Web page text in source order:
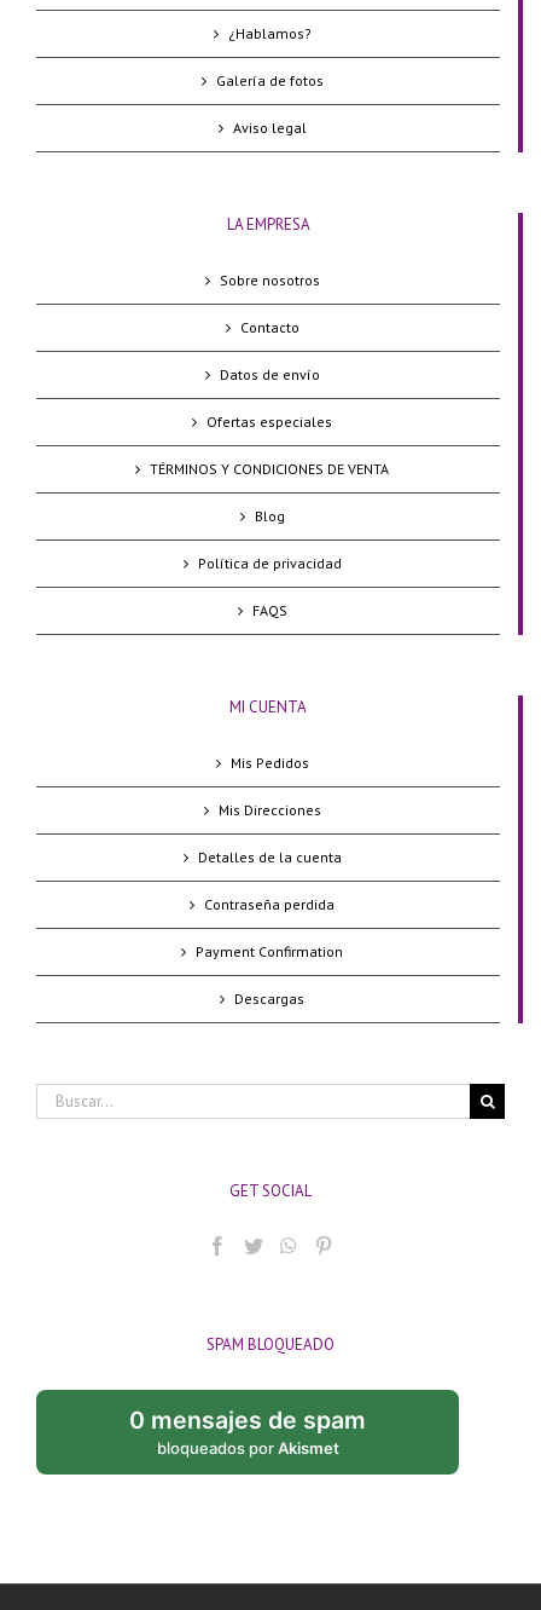
¿Hablamos?
Galería de fotos
Aviso legal
LA EMPRESA
Sobre nosotros
Contacto
Datos de envío
Ofertas especiales
TÉRMINOS Y CONDICIONES DE VENTA
Blog
Política de privacidad
FAQS
MI CUENTA
Mis Pedidos
Mis Direcciones
Detalles de la cuenta
Contraseña perdida
Payment Confirmation
Descargas
Buscar:
GET SOCIAL
SPAM BLOQUEADO
0 mensajes de spam
bloqueados porAkismet